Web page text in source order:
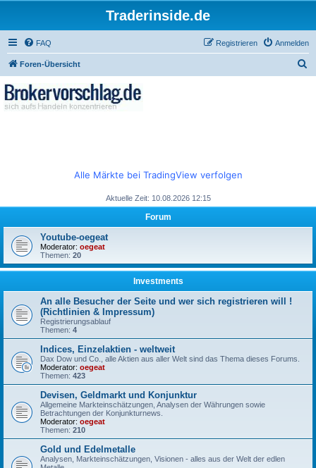
Traderinside.de
FAQ Anmelden
Registrieren
Foren-Übersicht
Alle Märkte bei TradingView verfolgen
Aktuelle Zeit: 10.08.2026 12:15
Forum
Youtube-oegeat
Moderator: oegeat
Themen: 20
Investments
An alle Besucher der Seite und wer sich registrieren will !
(Richtlinien & Impressum)
Registrierungsablauf
Themen: 4
Indices, Einzelaktien - weltweit
Dax Dow und Co., alle Aktien aus aller Welt sind das Thema dieses Forums.
Moderator: oegeat
Themen: 423
Devisen, Geldmarkt und Konjunktur
Allgemeine Markteinschätzungen, Analysen der Währungen sowie
Betrachtungen der Konjunkturnews.
Moderator: oegeat
Themen: 210
Gold und Edelmetalle
Analysen, Markteinschätzungen, Visionen - alles aus der Welt der edlen